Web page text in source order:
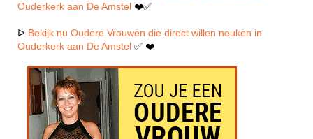
Ouderkerk aan De Amstel ❤️✅
ᐅ Bekijk nu Oudere Vrouwen die direct willen neuken in
Ouderkerk aan De Amstel ✅ ❤️